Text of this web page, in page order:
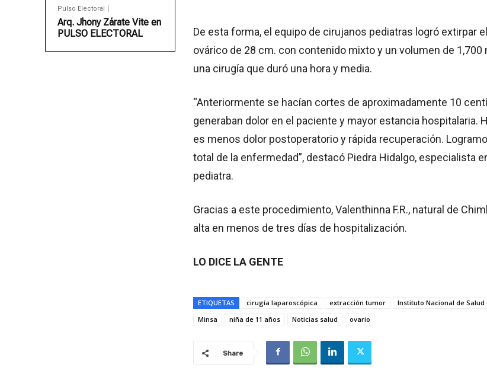
Pulso Electoral
Arq. Jhony Zárate Vite en
PULSO ELECTORAL
De esta forma, el equipo de cirujanos pediatras logró extirpar
ovárico de 28 cm. con contenido mixto y un volumen de 1,700
una cirugía que duró una hora y media.
“Anteriormente se hacían cortes de aproximadamente 10
generaban dolor en el paciente y mayor estancia hospitalaria.
es menos dolor postoperatorio y rápida recuperación.
total de la enfermedad”, destacó Piedra Hidalgo, especialista
pediatra.
Gracias a este procedimiento, Valenthinna F.R., natural de
alta en menos de tres días de hospitalización.
LO DICE LA GENTE
ETIQUETAS cirugía laparoscópica extracción tumor
Instituto Nacional de Salud
Minsa
niña de 11 años Noticias salud ovario
Share